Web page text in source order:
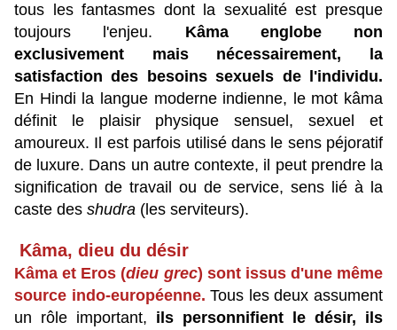
tous les fantasmes dont la sexualité est presque
toujours l'enjeu. Kâma englobe non
exclusivement mais nécessairement, la
satisfaction des besoins sexuels de l'individu.
En Hindi la langue moderne indienne, le mot kâma
définit le plaisir physique sensuel, sexuel et
amoureux. Il est parfois utilisé dans le sens péjoratif
de luxure. Dans un autre contexte, il peut prendre la
signification de travail ou de service, sens lié à la
caste des shudra (les serviteurs).
Kâma, dieu du désir
Kâma et Eros (dieu grec) sont issus d'une même
source indo-européenne. Tous les deux assument
un rôle important, ils personnifient le désir, ils